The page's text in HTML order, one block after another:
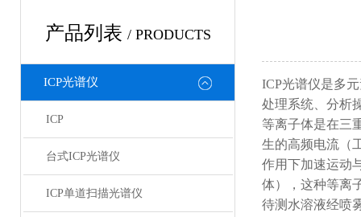
产品列表 / PRODUCTS
ICP光谱仪
ICP
台式ICP光谱仪
ICP单道扫描光谱仪
ICP光谱仪是多
处理系统、分析
等离子体是在三
生的高频电流（
作用下加速运动
体），这种等离
待测水溶液经喷